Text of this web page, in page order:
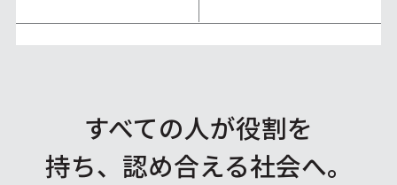
すべての人が役割を
持ち、認め合える社会へ。